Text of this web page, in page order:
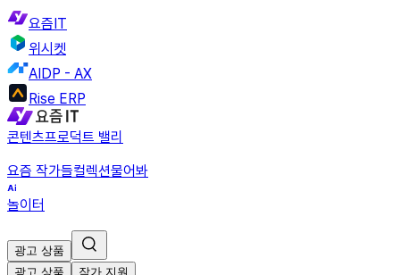
요즘IT
위시켓
AIDP - AX
Rise ERP
콘텐츠프로덕트 밸리
요즘 작가들컬렉션물어봐
놀이터
광고 상품
광고 상품
작가 지원